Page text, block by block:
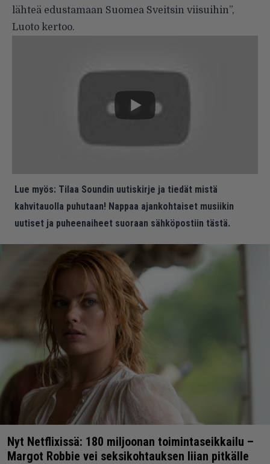
lähteä edustamaan Suomea Sveitsin viisuihin”,
Luoto kertoo.
Lue myös: Tilaa Soundin uutiskirje ja tiedät mistä
kahvitauolla puhutaan! Nappaa ajankohtaiset musiikin
uutiset ja puheenaiheet suoraan sähköpostiin tästä.
Nyt Netflixissä: 180 miljoonan toimintaseikkailu –
Margot Robbie vei seksikohtauksen liian pitkälle